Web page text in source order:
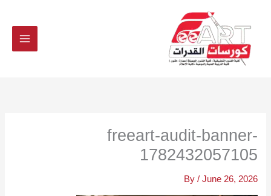
freeart-audit-banner-
1782432057105
By / June 26, 2026